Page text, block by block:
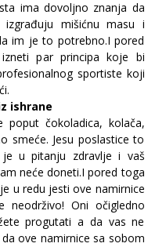
ima dovoljno znanja da
mišićnu masu i
im je to potrebno.I pored
par principa koje bi
sportiste koji
ishrane
čokoladica, kolača,
smeće. Jesu poslastice to
u pitanju zdravlje i vaš
neće doneti.I pored toga
u redu jesti ove namirnice
neodrživo! Oni očigledno
progutati a da vas ne
ove namirnice sa sobom